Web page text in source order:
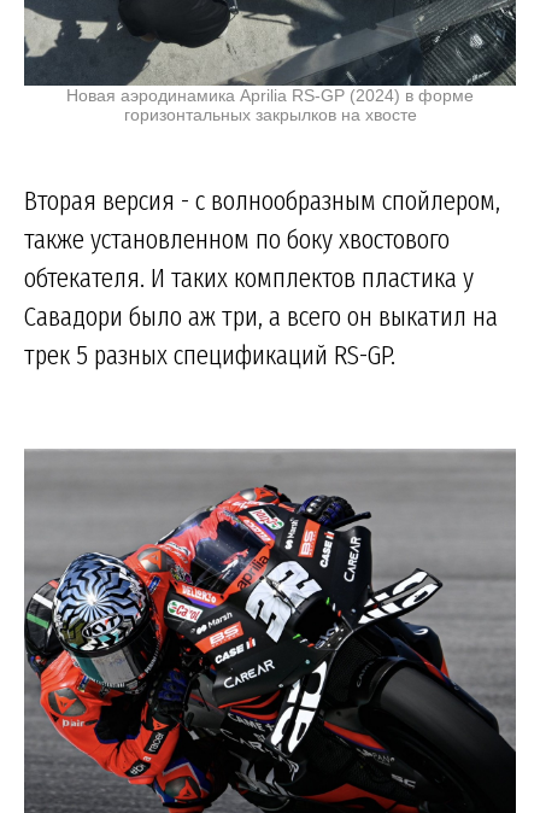
Новая аэродинамика Aprilia RS-GP (2024) в форме
горизонтальных закрылков на хвосте
Вторая версия - с волнообразным спойлером,
также установленном по боку хвостового
обтекателя. И таких комплектов пластика у
Савадори было аж три, а всего он выкатил на
трек 5 разных спецификаций RS-GP.